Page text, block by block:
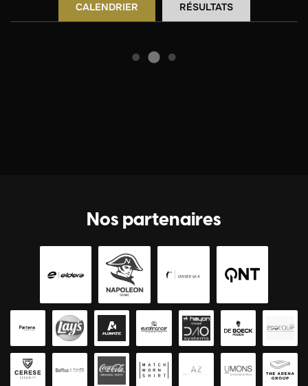
CALENDRIER RÉSULTATS
Nos partenaires